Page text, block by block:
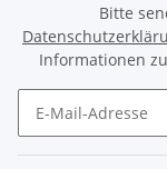
Bitte
Informationen